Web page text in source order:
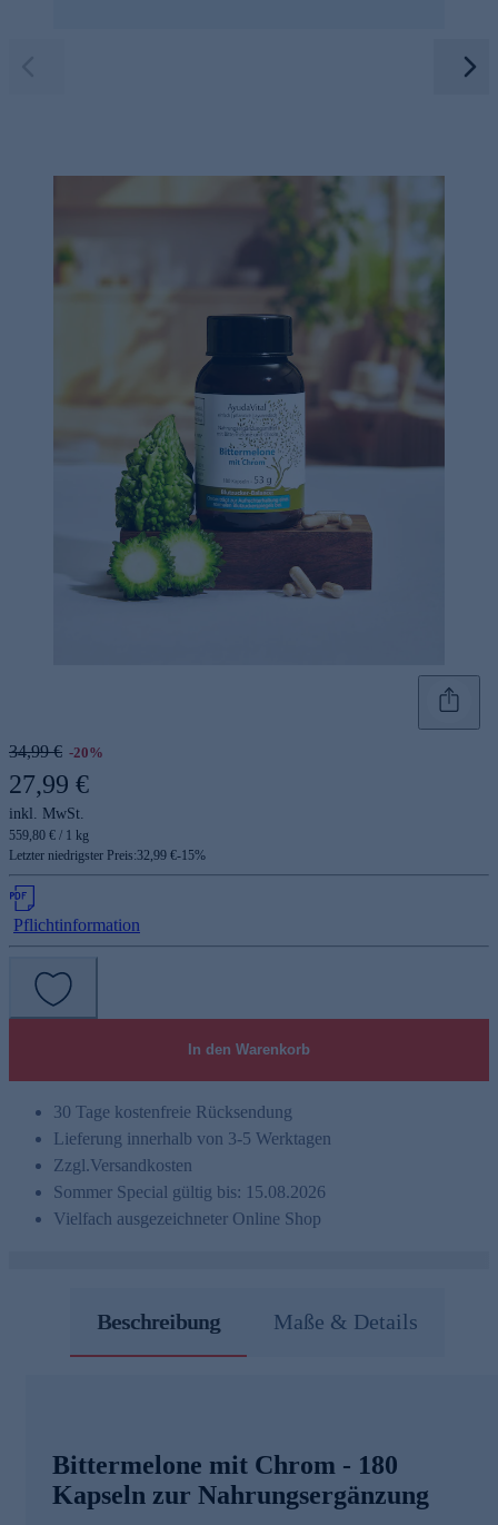
34,99 € -20%
27,99 €
inkl. MwSt.
559,80 € / 1 kg
Letzter niedrigster Preis:32,99 €-15%
Pflichtinformation
In den Warenkorb
30 Tage kostenfreie Rücksendung
Lieferung innerhalb von 3-5 Werktagen
Zzgl.Versandkosten
Sommer Special gültig bis: 15.08.2026
Vielfach ausgezeichneter Online Shop
Beschreibung Maße & Details
Bittermelone mit Chrom - 180
Kapseln zur Nahrungsergänzung